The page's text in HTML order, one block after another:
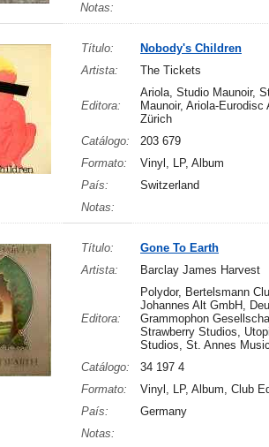
Notas:
Título: Nobody's Children
Artista:
The Tickets
Editora:
Ariola, Studio Maunoir,
Maunoir, Ariola-Eurodisc
Zürich
Catálogo: 203 679
Formato:
Vinyl, LP, Album
País:
Switzerland
Notas:
Título: Gone To Earth
Artista:
Barclay James Harvest
Editora:
Polydor, Bertelsmann
Johannes Alt GmbH,
Grammophon
Strawberry Studios,
Studios, St. Annes
Catálogo: 34 197 4
Formato:
Vinyl, LP, Album, Club
País:
Germany
Notas: